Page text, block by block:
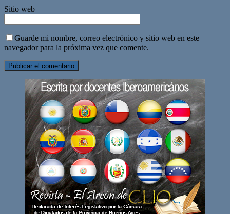
Sitio web
Guarde mi nombre, correo electrónico y sitio web en este
navegador para la próxima vez que comente.